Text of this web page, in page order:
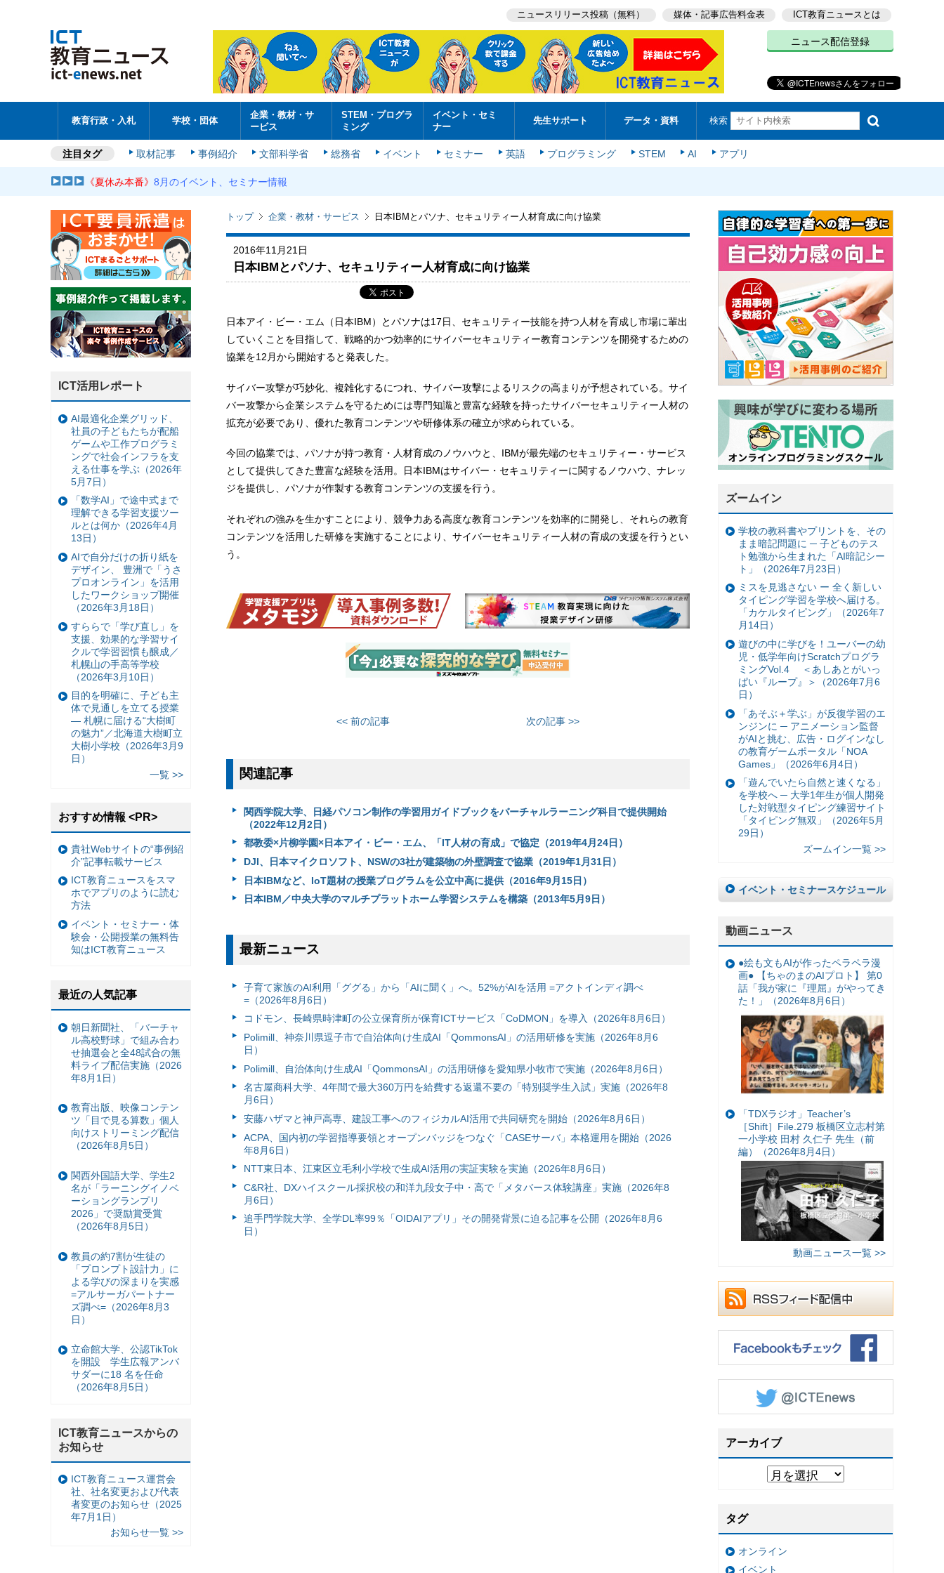
ニュースリリース投稿（無料） 媒体・記事広告料金表 ICT教育ニュースとは
ニュース配信登録
教育行政・入札 学校・団体
企業・教材・サ
ービス
STEM・プログラ
ミング
イベント・セミ
ナー
先生サポート データ・資料 検索
注目タグ 取材記事 事例紹介 文部科学省 総務省 イベント セミナー 英語 プログラミング STEM AI アプリ
《夏休み本番》8月のイベント、セミナー情報
トップ 企業・教材・サービス 日本IBMとパソナ、セキュリティー人材育成に向け協業
2016年11月21日
日本IBMとパソナ、セキュリティー人材育成に向け協業
日本アイ・ビー・エム（日本IBM）とパソナは17日、セキュリティー技能を持つ人材を育成し市場に輩出
していくことを目指して、戦略的かつ効率的にサイバーセキュリティー教育コンテンツを開発するための
協業を12月から開始すると発表した。
サイバー攻撃が巧妙化、複雑化するにつれ、サイバー攻撃によるリスクの高まりが予想されている。サイ
バー攻撃から企業システムを守るためには専門知識と豊富な経験を持ったサイバーセキュリティー人材の
拡充が必要であり、優れた教育コンテンツや研修体系の確立が求められている。
今回の協業では、パソナが持つ教育・人材育成のノウハウと、IBMが最先端のセキュリティー・サービス
として提供してきた豊富な経験を活用。日本IBMはサイバー・セキュリティーに関するノウハウ、ナレッ
ジを提供し、パソナが作製する教育コンテンツの支援を行う。
それぞれの強みを生かすことにより、競争力ある高度な教育コンテンツを効率的に開発し、それらの教育
コンテンツを活用した研修を実施することにより、サイバーセキュリティー人材の育成の支援を行うとい
う。
<< 前の記事 次の記事 >>
関連記事
関西学院大学、日経パソコン制作の学習用ガイドブックをバーチャルラーニング科目で提供開始
（2022年12月2日）
都教委×片柳学園×日本アイ・ビー・エム、「IT人材の育成」で協定（2019年4月24日）
DJI、日本マイクロソフト、NSWの3社が建築物の外壁調査で協業（2019年1月31日）
日本IBMなど、IoT題材の授業プログラムを公立中高に提供（2016年9月15日）
日本IBM／中央大学のマルチプラットホーム学習システムを構築（2013年5月9日）
最新ニュース
子育て家族のAI利用「ググる」から「AIに聞く」へ。52%がAIを活用 =アクトインディ調べ
=（2026年8月6日）
コドモン、長崎県時津町の公立保育所が保育ICTサービス「CoDMON」を導入（2026年8月6日）
Polimill、神奈川県逗子市で自治体向け生成AI「QommonsAI」の活用研修を実施（2026年8月6
日）
Polimill、自治体向け生成AI「QommonsAI」の活用研修を愛知県小牧市で実施（2026年8月6日）
名古屋商科大学、4年間で最大360万円を給費する返還不要の「特別奨学生入試」実施（2026年8
月6日）
安藤ハザマと神戸高専、建設工事へのフィジカルAI活用で共同研究を開始（2026年8月6日）
ACPA、国内初の学習指導要領とオープンバッジをつなぐ「CASEサーバ」本格運用を開始（2026
年8月6日）
NTT東日本、江東区立毛利小学校で生成AI活用の実証実験を実施（2026年8月6日）
C&R社、DXハイスクール採択校の和洋九段女子中・高で「メタバース体験講座」実施（2026年8
月6日）
追手門学院大学、全学DL率99％「OIDAIアプリ」その開発背景に迫る記事を公開（2026年8月6
日）
ズームイン
学校の教科書やプリントを、その
まま暗記問題に ─ 子どものテス
ト勉強から生まれた「AI暗記シー
ト」（2026年7月23日）
ミスを見逃さない ー 全く新しい
タイピング学習を学校へ届ける。
「カケルタイピング」（2026年7
月14日）
遊びの中に学びを！ユーバーの幼
児・低学年向けScratchプログラ
ミングVol.4 ＜あしあとがいっ
ぱい『ループ』＞（2026年7月6
日）
「あそぶ＋学ぶ」が反復学習のエ
ンジンに ─ アニメーション監督
がAIと挑む、広告・ログインなし
の教育ゲームポータル「NOA
Games」（2026年6月4日）
「遊んでいたら自然と速くなる」
を学校へ ─ 大学1年生が個人開発
した対戦型タイピング練習サイト
「タイピング無双」（2026年5月
29日）
ズームイン一覧 >>
イベント・セミナースケジュール
動画ニュース
●絵も文もAIが作ったペラペラ漫
画● 【ちゃのまのAIプロト】 第0
話「我が家に『理屈』がやってき
た！」（2026年8月6日）
「TDXラジオ」Teacher’s
［Shift］File.279 板橋区立志村第
一小学校 田村 久仁子 先生（前
編）（2026年8月4日）
動画ニュース一覧 >>
アーカイブ
タグ
オンライン
イベント
ICT活用レポート
AI最適化企業グリッド、
社員の子どもたちが配船
ゲームや工作プログラミ
ングで社会インフラを支
える仕事を学ぶ（2026年
5月7日）
「数学AI」で途中式まで
理解できる学習支援ツー
ルとは何か（2026年4月
13日）
AIで自分だけの折り紙を
デザイン、 豊洲で「うさ
プロオンライン」を活用
したワークショップ開催
（2026年3月18日）
すららで「学び直し」を
支援、効果的な学習サイ
クルで学習習慣も醸成／
札幌山の手高等学校
（2026年3月10日）
目的を明確に、子ども主
体で見通しを立てる授業
— 札幌に届ける“大樹町
の魅力”／北海道大樹町立
大樹小学校（2026年3月9
日）
一覧 >>
おすすめ情報 <PR>
貴社Webサイトの“事例紹
介”記事転載サービス
ICT教育ニュースをスマ
ホでアプリのように読む
方法
イベント・セミナー・体
験会・公開授業の無料告
知はICT教育ニュース
最近の人気記事
朝日新聞社、「バーチャ
ル高校野球」で組み合わ
せ抽選会と全48試合の無
料ライブ配信実施（2026
年8月1日）
教育出版、映像コンテン
ツ「目で見る算数」個人
向けストリーミング配信
（2026年8月5日）
関西外国語大学、学生2
名が「ラーニングイノベ
ーショングランプリ
2026」で奨励賞受賞
（2026年8月5日）
教員の約7割が生徒の
「プロンプト設計力」に
よる学びの深まりを実感
=アルサーガパートナー
ズ調べ=（2026年8月3
日）
立命館大学、公認TikTok
を開設 学生広報アンバ
サダーに18 名を任命
（2026年8月5日）
ICT教育ニュースからの
お知らせ
ICT教育ニュース運営会
社、社名変更および代表
者変更のお知らせ（2025
年7月1日）
お知らせ一覧 >>